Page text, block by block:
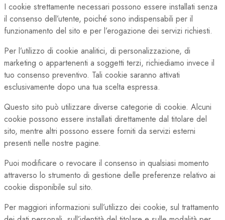
I cookie strettamente necessari possono essere installati senza
il consenso dell’utente, poiché sono indispensabili per il
funzionamento del sito e per l’erogazione dei servizi richiesti.
Per l’utilizzo di cookie analitici, di personalizzazione, di
marketing o appartenenti a soggetti terzi, richiediamo invece il
tuo consenso preventivo. Tali cookie saranno attivati
esclusivamente dopo una tua scelta espressa.
Questo sito può utilizzare diverse categorie di cookie. Alcuni
cookie possono essere installati direttamente dal titolare del
sito, mentre altri possono essere forniti da servizi esterni
presenti nelle nostre pagine.
Puoi modificare o revocare il consenso in qualsiasi momento
attraverso lo strumento di gestione delle preferenze relativo ai
cookie disponibile sul sito.
Per maggiori informazioni sull’utilizzo dei cookie, sul trattamento